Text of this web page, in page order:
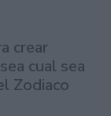
crear
cual sea
Zodiaco